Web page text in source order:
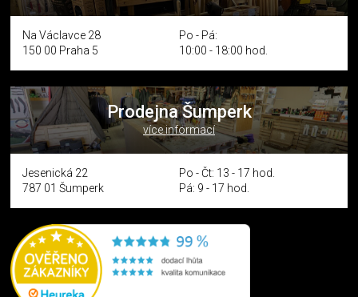
Na Václavce 28
150 00 Praha 5
Po - Pá:
10:00 - 18:00 hod.
Prodejna Šumperk
více informací
Jesenická 22
787 01 Šumperk
Po - Čt: 13 - 17 hod.
Pá: 9 - 17 hod.